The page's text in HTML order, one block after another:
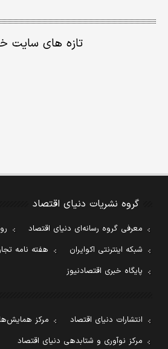
تازه های سایت
گروه نشریات دنیای اقتصاد
معرفی گروه رسانه‌ای دنیای اقتصاد
شبکه اینترنتی اکوایران
هفته نامه
پایگاه خبری اقتصادنیوز
انتشارات دنیای اقتصاد
مرکز
مرکز نوآوری و شتابدهی دنیای اقتصاد